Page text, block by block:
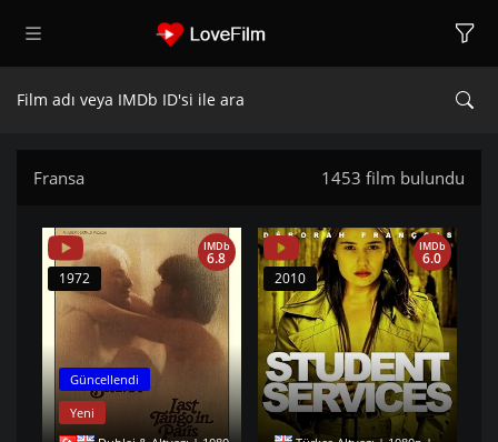
Fransa 1453 film bulundu
IMDb
6.8
1972
Yeni
Güncellendi
IMDb
6.0
2010